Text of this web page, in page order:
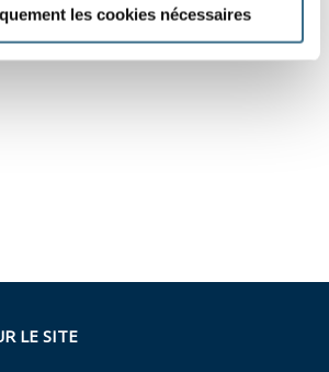
les cookies nécessaires
LE SITE